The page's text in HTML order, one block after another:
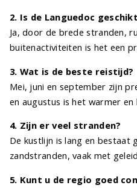
2. Is de Languedoc
Ja, door de brede stranden,
buitenactiviteiten is het een
3. Wat is de beste reistijd?
Mei, juni en september zijn
en augustus is het warmer en
4. Zijn er veel stranden?
De kustlijn is lang en bestaat
zandstranden, vaak met
5. Kunt u de regio goed